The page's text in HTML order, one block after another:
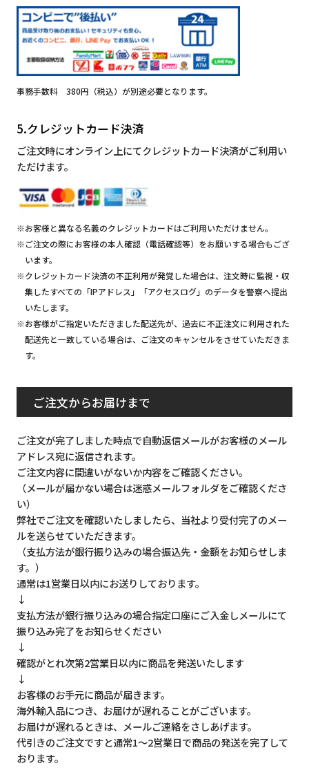
事務手数料 380円（税込）が別途必要となります。
5.クレジットカード決済
ご注文時にオンライン上にてクレジットカード決済がご利用い
ただけます。
※お客様と異なる名義のクレジットカードはご利用いただけません。
※ご注文の際にお客様の本人確認（電話確認等）をお願いする場合もござ
います。
※クレジットカード決済の不正利用が発覚した場合は、注文時に監視・収
集したすべての「IPアドレス」「アクセスログ」のデータを警察へ提出
いたします。
※お客様がご指定いただきました配送先が、過去に不正注文に利用された
配送先と一致している場合は、ご注文のキャンセルをさせていただきま
す。
ご注文からお届けまで
ご注文が完了しました時点で自動返信メールがお客様のメール
アドレス宛に返信されます。
ご注文内容に間違いがないか内容をご確認ください。
（メールが届かない場合は迷惑メールフォルダをご確認くださ
い）
弊社でご注文を確認いたしましたら、当社より受付完了のメー
ルを送らせていただきます。
（支払方法が銀行振り込みの場合振込先・金額をお知らせしま
す。）
通常は1営業日以内にお送りしております。
↓
支払方法が銀行振り込みの場合指定口座にご入金しメールにて
振り込み完了をお知らせください
↓
確認がとれ次第2営業日以内に商品を発送いたします
↓
お客様のお手元に商品が届きます。
海外輸入品につき、お届けが遅れることがございます。
お届けが遅れるときは、メールご連絡をさしあげます。
代引きのご注文ですと通常1～2営業日で商品の発送を完了して
おります。